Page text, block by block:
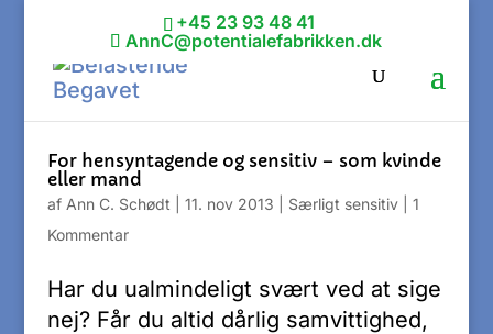
+45 23 93 48 41
AnnC@potentialefabrikken.dk
For hensyntagende og sensitiv – som kvinde
eller mand
af Ann C. Schødt 11. nov 2013 Særligt sensitiv| 1
Kommentar
Har du ualmindeligt svært ved at sige
nej? Får du altid dårlig samvittighed,